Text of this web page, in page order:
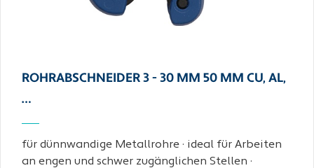
ROHRABSCHNEIDER 3 - 30 MM 50 MM CU, AL,
…
für dünnwandige Metallrohre · ideal für Arbeiten
an engen und schwer zugänglichen Stellen ·